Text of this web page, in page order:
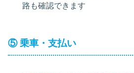
路も確認できます
⑤ 乗車・支払い